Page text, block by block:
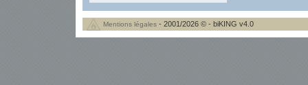
Mentions légales - 2001/2026 © - biKING v4.0